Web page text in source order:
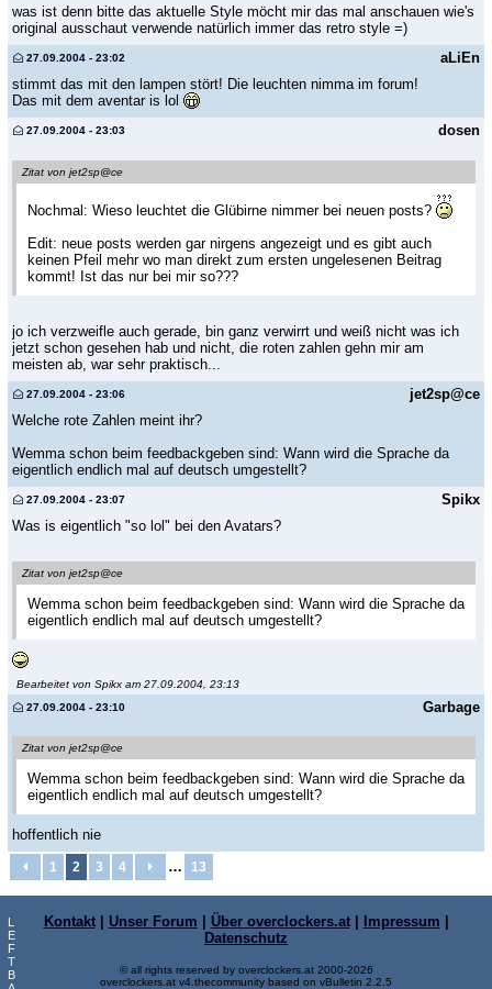
was ist denn bitte das aktuelle Style möcht mir das mal anschauen wie's
original ausschaut verwende natürlich immer das retro style =)
aLiEn
27.09.2004 - 23:02
stimmt das mit den lampen stört! Die leuchten nimma im forum!
Das mit dem aventar is lol
dosen
27.09.2004 - 23:03
Zitat von jet2sp@ce
Nochmal: Wieso leuchtet die Glübirne nimmer bei neuen posts?
Edit: neue posts werden gar nirgens angezeigt und es gibt auch
keinen Pfeil mehr wo man direkt zum ersten ungelesenen Beitrag
kommt! Ist das nur bei mir so???
jo ich verzweifle auch gerade, bin ganz verwirrt und weiß nicht was ich
jetzt schon gesehen hab und nicht, die roten zahlen gehn mir am
meisten ab, war sehr praktisch...
jet2sp@ce
27.09.2004 - 23:06
Welche rote Zahlen meint ihr?
Wemma schon beim feedbackgeben sind: Wann wird die Sprache da
eigentlich endlich mal auf deutsch umgestellt?
Spikx
27.09.2004 - 23:07
Was is eigentlich "so lol" bei den Avatars?
Zitat von jet2sp@ce
Wemma schon beim feedbackgeben sind: Wann wird die Sprache da
eigentlich endlich mal auf deutsch umgestellt?
Bearbeitet von Spikx am 27.09.2004, 23:13
Garbage
27.09.2004 - 23:10
Zitat von jet2sp@ce
Wemma schon beim feedbackgeben sind: Wann wird die Sprache da
eigentlich endlich mal auf deutsch umgestellt?
hoffentlich nie
1 2 3 4 … 13
L
E
F
T
B
Kontakt| Unser Forum | Über overclockers.at| Impressum |
Datenschutz
© all rights reserved by overclockers.at 2000-2026
overclockers.at v4.thecommunity based on vBulletin 2.2.5